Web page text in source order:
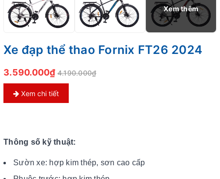
Xe đạp thể thao Fornix FT26 2024
3.590.000₫4.190.000₫
Xem chi tiết
Thông số kỹ thuật:
Sườn xe: hợp kim thép, sơn cao cấp